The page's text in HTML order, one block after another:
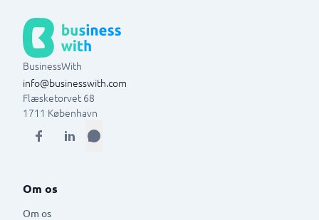
BusinessWith
info@businesswith.com
Flæsketorvet 68
1711 København
Om os
Om os